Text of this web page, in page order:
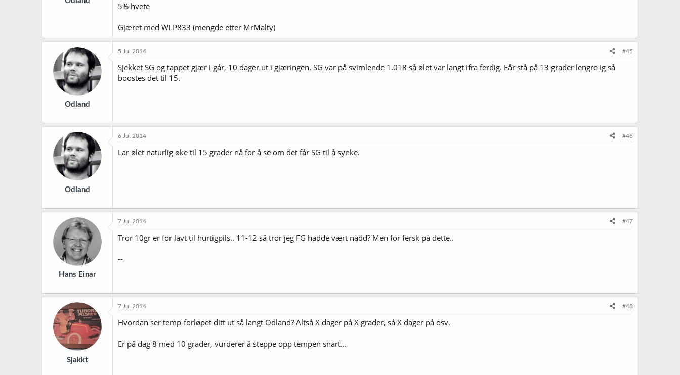
5% hvete
Gjæret med WLP833 (mengde etter MrMalty)
Odland
5 Jul 2014 #45
Sjekket SG og tappet gjær i går, 10 dager ut i gjæringen. SG var på svimlende 1.018 så ølet var langt ifra ferdig. Får stå på 13 grader lengre ig så
boostes det til 15.
Odland
6 Jul 2014 #46
Lar ølet naturlig øke til 15 grader nå for å se om det får SG til å synke.
Hans Einar
7 Jul 2014 #47
Tror 10gr er for lavt til hurtigpils.. 11-12 så tror jeg FG hadde vært nådd? Men for fersk på dette..
--
Sjakkt
7 Jul 2014 #48
Hvordan ser temp-forløpet ditt ut så langt Odland? Altså X dager på X grader, så X dager på osv.
Er på dag 8 med 10 grader, vurderer å steppe opp tempen snart...